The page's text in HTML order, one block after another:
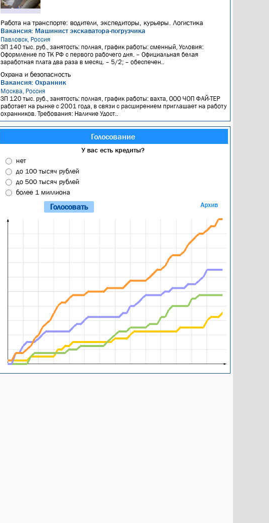
Работа на транспорте: водители, экспедиторы, курьеры. Логистика
Вакансия: Машинист экскаватора-погрузчика
Павловск, Россия
ЗП 140 тыс. руб., занятость: полная, график работы: сменный, Условия:
Оформление по ТК РФ с первого рабочего дня. – Официальная белая
заработная плата два раза в месяц. – 5/2; – обеспечен..
Охрана и безопасность
Вакансия: Охранник
Москва, Россия
ЗП 120 тыс. руб., занятость: полная, график работы: вахта, ООО ЧОП ФАЙ-ТЕР
работает на рынке с 2001 года, в связи с расширением приглашает на работу
охранников. Требования: Наличие Удост..
Голосование
У вас есть кредиты?
нет
до 100 тысяч рублей
до 500 тысяч рублей
более 1 миллиона
Архив